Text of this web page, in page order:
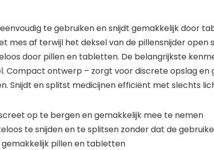
te gebruiken en snijdt gemakkelijk door
mes af terwijl het deksel van de pillensnijder
door pillen en tabletten. De belangrijkste
Compact ontwerp – zorgt voor discrete opslag
Snijdt en splitst medicijnen efficiënt met slechts
op te bergen en gemakkelijk mee te nemen
te snijden en te splitsen zonder dat de
gemakkelijk pillen en tabletten